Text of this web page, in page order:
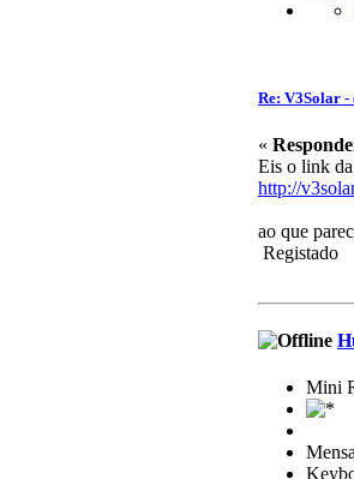
Re: V3Solar -
«
Eis o link da
http://
ao que
Registado
Mini